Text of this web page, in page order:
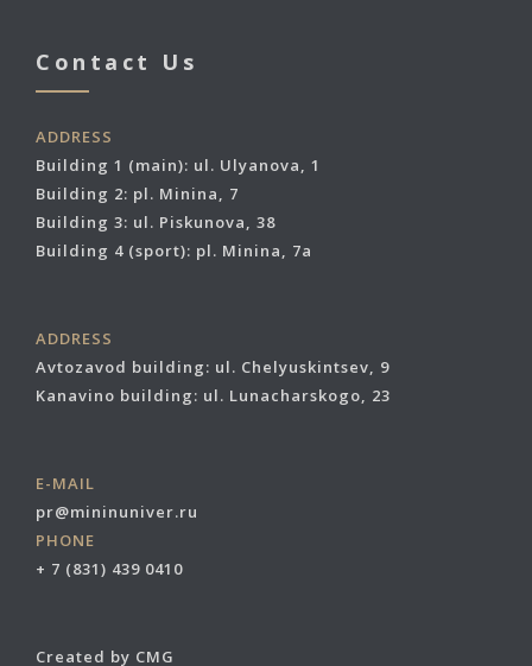
Contact Us
ADDRESS
Building 1 (main): ul. Ulyanova, 1
Building 2: pl. Minina, 7
Building 3: ul. Piskunova, 38
Building 4 (sport): pl. Minina, 7a
ADDRESS
Avtozavod building: ul. Chelyuskintsev, 9
Kanavino building: ul. Lunacharskogo, 23
E-MAIL
pr@mininuniver.ru
PHONE
+ 7 (831) 439 0410
Created by CMG